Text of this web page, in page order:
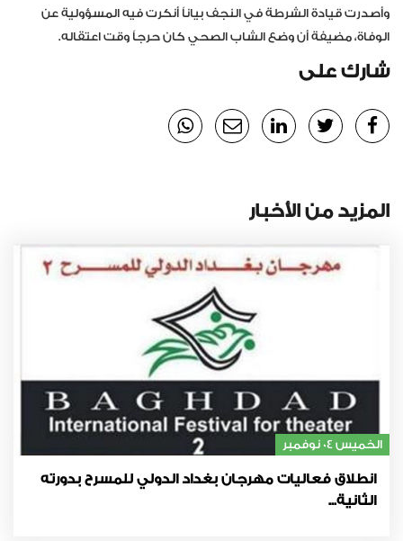
وأصدرت قيادة الشرطة في النجف بياناً أنكرت فيه المسؤولية عن
الوفاة، مضيفة أن وضع الشاب الصحي كان حرجاً وقت اعتقاله.
شارك على
المزيد من الأخبار
الخميس 04 نوفمبر
انطلاق فعاليات مهرجان بغداد الدولي للمسرح بدورته
الثانية...